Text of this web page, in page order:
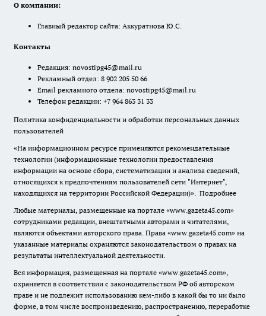
О компании:
Главный редактор сайта: Аккуратнова Ю.С.
Контакты
Редакция: novostipg45@mail.ru
Рекламный отдел: 8 902 205 50 66
Email рекламного отдела: novostipg45@mail.ru
Телефон редакции: +7 964 863 31 33
Политика конфиденциальности и обработки персональных данных
пользователей
«На информационном ресурсе применяются рекомендательные
технологии (информационные технологии предоставления
информации на основе сбора, систематизации и анализа сведений,
относящихся к предпочтениям пользователей сети "Интернет",
находящихся на территории Российской Федерации)». Подробнее
Любые материалы, размещенные на портале «www.gazeta45.com»
сотрудниками редакции, внештатными авторами и читателями,
являются объектами авторского права. Права «www.gazeta45.com» на
указанные материалы охраняются законодательством о правах на
результаты интеллектуальной деятельности.
Вся информация, размещенная на портале «www.gazeta45.com»,
охраняется в соответствии с законодательством РФ об авторском
праве и не подлежит использованию кем-либо в какой бы то ни было
форме, в том числе воспроизведению, распространению, переработке